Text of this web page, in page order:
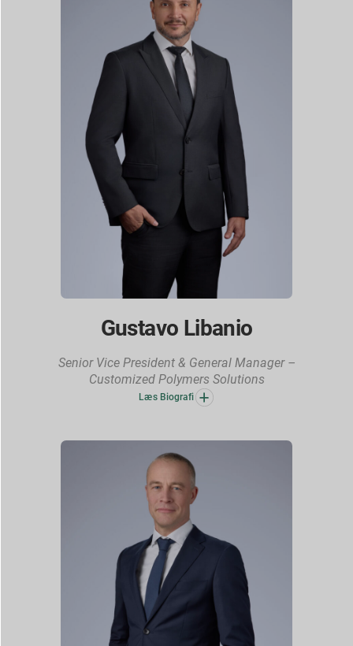
Gustavo Libanio
Senior Vice President & General Manager –
Customized Polymers Solutions
Læs Biografi